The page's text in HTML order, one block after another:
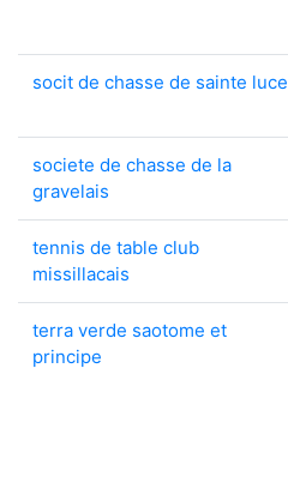
socit de chasse de sainte luce
societe de chasse de la
gravelais
tennis de table club
missillacais
terra verde saotome et
principe